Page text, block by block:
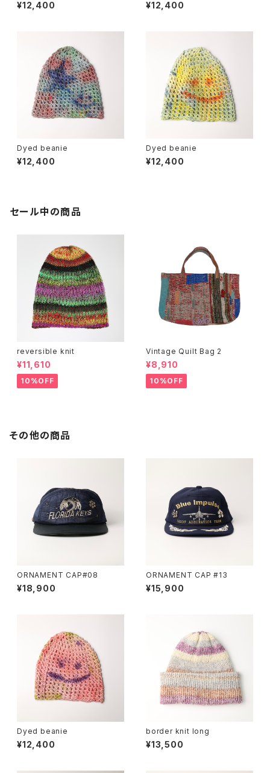
¥12,400 ¥12,400
Dyed beanie
¥12,400
Dyed beanie
¥12,400
セール中の商品
reversible knit
¥11,610
10%OFF
Vintage Quilt Bag 2
¥8,910
10%OFF
その他の商品
ORNAMENT CAP#08
¥18,900
ORNAMENT CAP #13
¥15,900
Dyed beanie
¥12,400
border knit long
¥13,500